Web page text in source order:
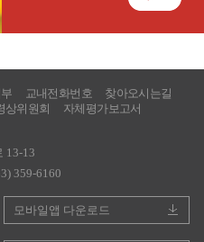
교내전화번호
찾아오시는길
상위원회
자체평가보고서
13-13
359-6160
모바일앱 다운로드